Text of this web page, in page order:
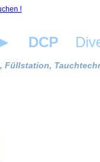
DCP
Füllstation,